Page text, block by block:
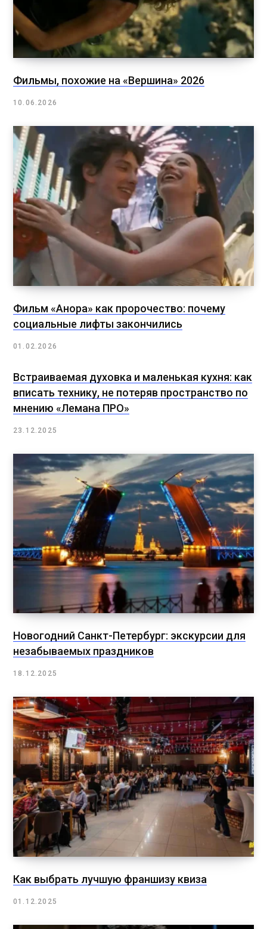
Фильмы, похожие на «Вершина» 2026
10.06.2026
Фильм «Анора» как пророчество: почему
социальные лифты закончились
01.02.2026
Встраиваемая духовка и маленькая кухня: как
вписать технику, не потеряв пространство по
мнению «Лемана ПРО»
23.12.2025
Новогодний Санкт-Петербург: экскурсии для
незабываемых праздников
18.12.2025
Как выбрать лучшую франшизу квиза
01.12.2025